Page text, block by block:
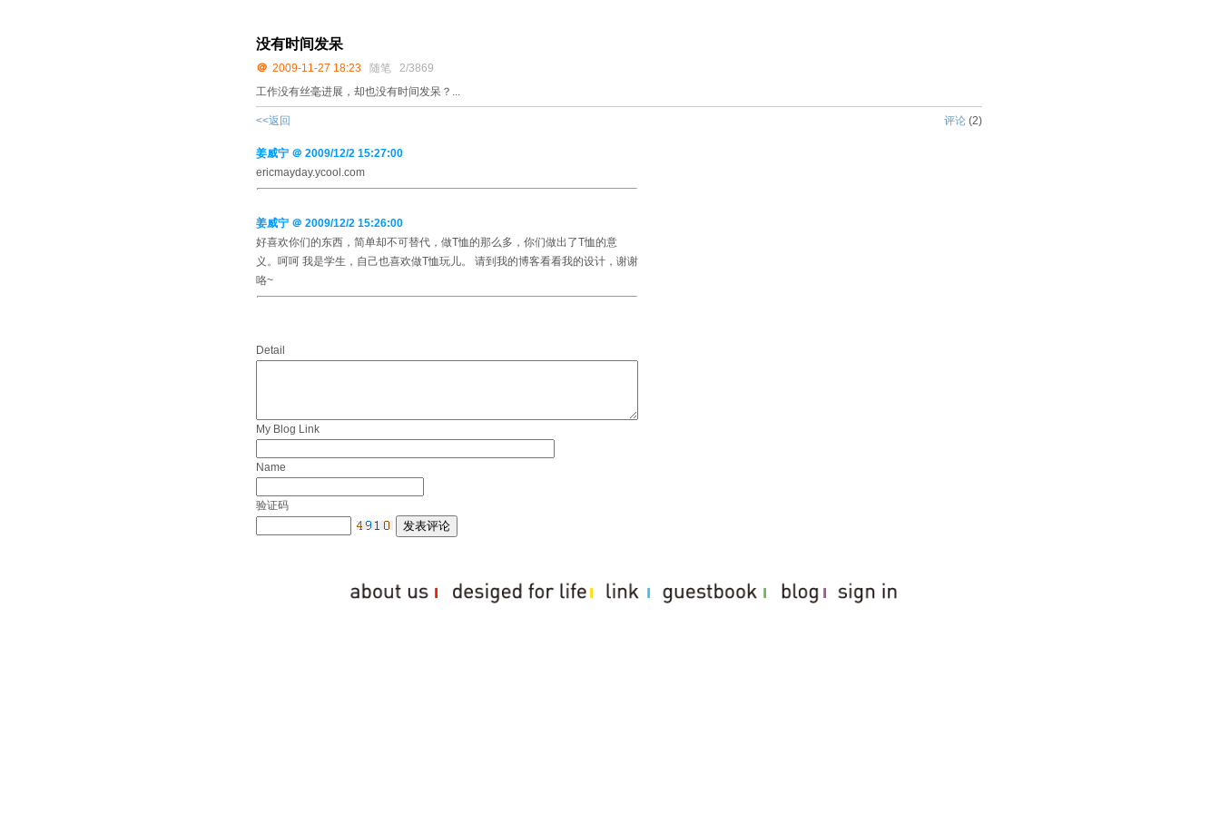
没有时间发呆
＠ 2009-11-27 18:23 随笔
2/3869
工作没有丝毫进展，却也没有时间发呆？...
<<返回 评论 (2)
姜威宁 ＠ 2009/12/2 15:27:00
ericmayday.ycool.com
姜威宁 ＠ 2009/12/2 15:26:00
好喜欢你们的东西，简单却不可替代，做T恤的那么多，你们做出了T恤的意
义。呵呵 我是学生，自己也喜欢做T恤玩儿。 请到我的博客看看我的设计，谢谢
咯~
Detail
My Blog Link
Name
验证码